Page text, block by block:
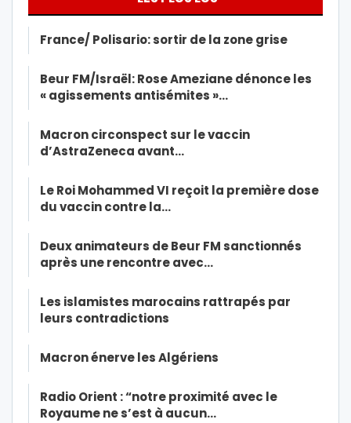
France/ Polisario: sortir de la zone grise
Beur FM/Israël: Rose Ameziane dénonce les
« agissements antisémites »…
Macron circonspect sur le vaccin
d’AstraZeneca avant…
Le Roi Mohammed VI reçoit la première dose
du vaccin contre la…
Deux animateurs de Beur FM sanctionnés
après une rencontre avec…
Les islamistes marocains rattrapés par
leurs contradictions
Macron énerve les Algériens
Radio Orient : “notre proximité avec le
Royaume ne s’est à aucun…